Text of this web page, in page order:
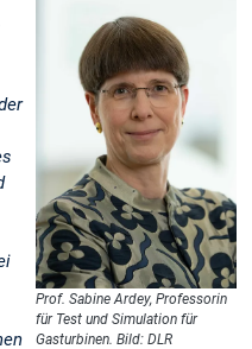
Prof. Sabine Ardey, Professorin
für Test und Simulation für
Gasturbinen. Bild: DLR